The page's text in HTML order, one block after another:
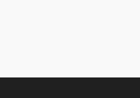
Mouais, le